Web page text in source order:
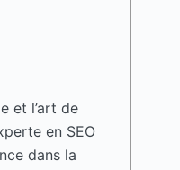
et l’art de
en SEO
dans la